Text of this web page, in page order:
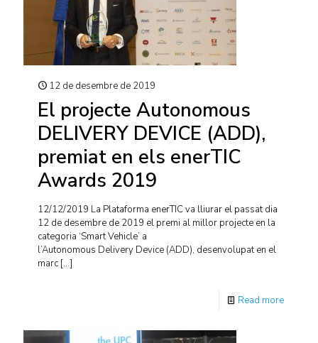
12 de desembre de 2019
El projecte Autonomous
DELIVERY DEVICE (ADD),
premiat en els enerTIC
Awards 2019
12/12/2019 La Plataforma enerTIC va lliurar el passat dia
12 de desembre de 2019 el premi al millor projecte en la
categoria ‘Smart Vehicle’ a
l’Autonomous Delivery Device (ADD), desenvolupat en el
marc […]
Read more